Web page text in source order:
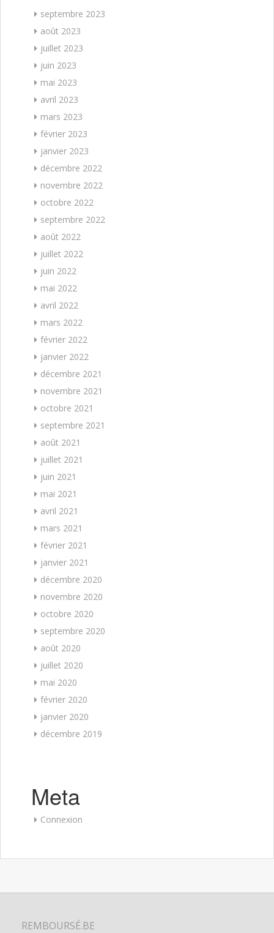
septembre 2023
août 2023
juillet 2023
juin 2023
mai 2023
avril 2023
mars 2023
février 2023
janvier 2023
décembre 2022
novembre 2022
octobre 2022
septembre 2022
août 2022
juillet 2022
juin 2022
mai 2022
avril 2022
mars 2022
février 2022
janvier 2022
décembre 2021
novembre 2021
octobre 2021
septembre 2021
août 2021
juillet 2021
juin 2021
mai 2021
avril 2021
mars 2021
février 2021
janvier 2021
décembre 2020
novembre 2020
octobre 2020
septembre 2020
août 2020
juillet 2020
mai 2020
février 2020
janvier 2020
décembre 2019
Meta
Connexion
REMBOURSÉ.BE